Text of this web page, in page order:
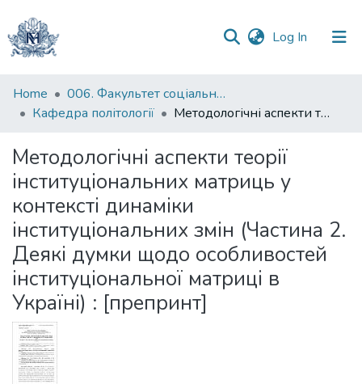
Log In (current)
Communities
&
All of DSpace
Statistics
Home
006. Факультет соціальних наук і соціальних технологій
Кафедра політології
Методологічні аспекти теорії інституціональних матриць у контексті динаміки інституціональних змін (Частина 2. Деякі думки щодо особливостей інституціональної матриці в Україні) : [препринт]
Методологічні аспекти теорії
інституціональних матриць у
контексті динаміки
інституціональних змін (Частина 2.
Деякі думки щодо особливостей
інституціональної матриці в
Україні) : [препринт]